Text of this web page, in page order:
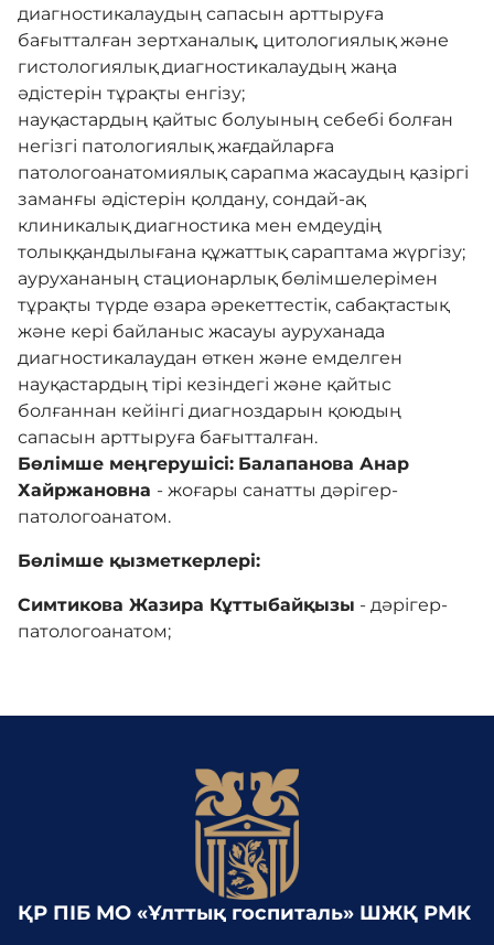
диагностикалаудың сапасын арттыруға
бағытталған зертханалық, цитологиялық және
гистологиялық диагностикалаудың жаңа
әдістерін тұрақты енгізу;
науқастардың қайтыс болуының себебі болған
негізгі патологиялық жағдайларға
патологоанатомиялық сарапма жасаудың қазіргі
заманғы әдістерін қолдану, сондай-ақ
клиникалық диагностика мен емдеудің
толыққандылығана құжаттық сараптама жүргізу;
аурухананың стационарлық бөлімшелерімен
тұрақты түрде өзара әрекеттестік, сабақтастық
және кері байланыс жасауы ауруханада
диагностикалаудан өткен және емделген
науқастардың тірі кезіндегі және қайтыс
болғаннан кейінгі диагноздарын қоюдың
сапасын арттыруға бағытталған.
Бөлімше меңгерушісі: Балапанова Анар
Хайржановна - жоғары санатты дәрігер-
патологоанатом.
Бөлімше қызметкерлері:
Симтикова Жазира Кұттыбайқызы - дәрігер-
патологоанатом;
ҚР ПІБ МО «Ұлттық госпиталь» ШЖҚ РМК